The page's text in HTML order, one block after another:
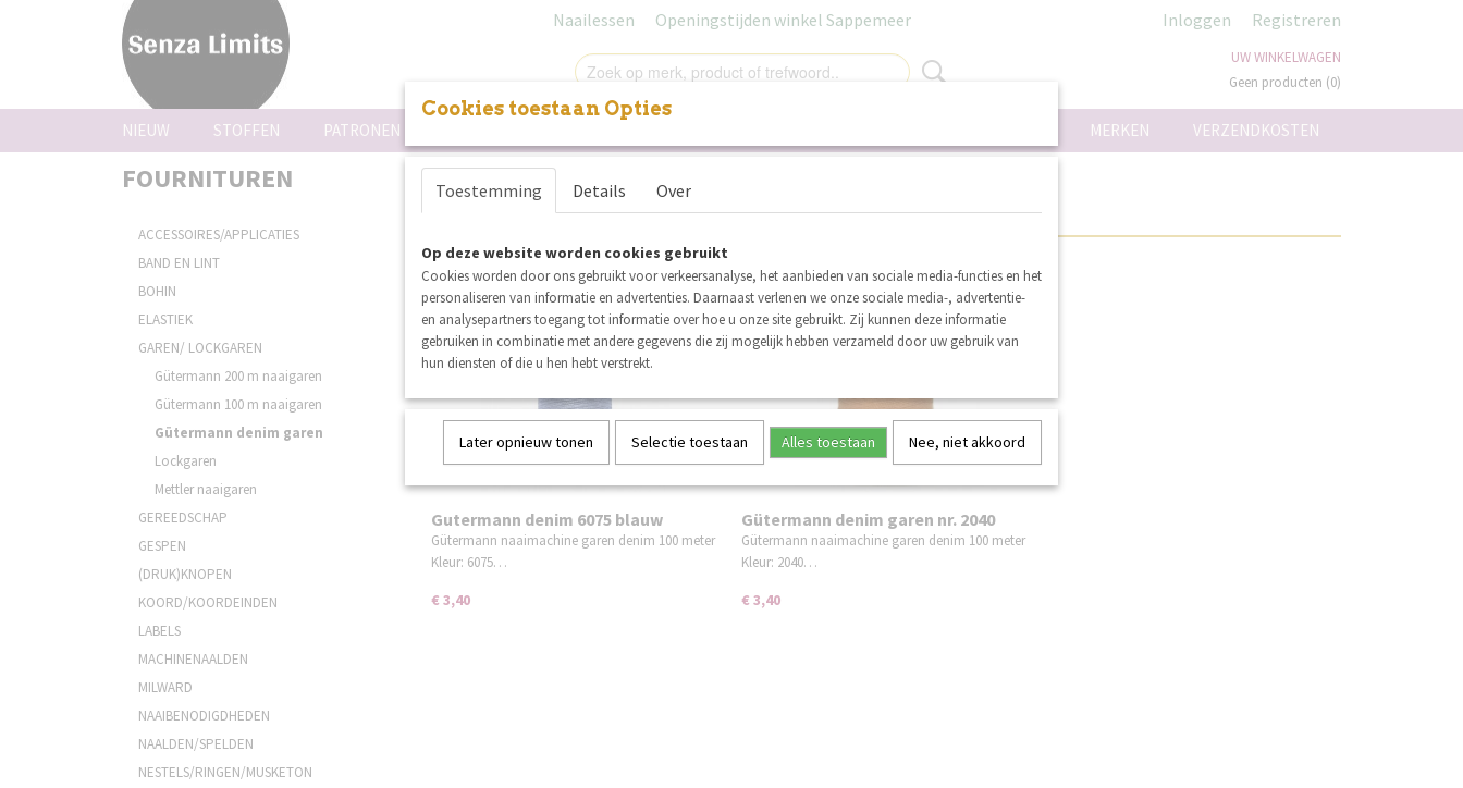
Naailessen Openingstijden winkel Sappemeer Inloggen Registreren
UW WINKELWAGEN
Geen producten (0)
VERZENDKOSTEN
MERKEN
NIEUW STOFFEN PATRONEN
FOURNITUREN
ACCESSOIRES/APPLICATIES
BAND EN LINT
BOHIN
ELASTIEK
GAREN/ LOCKGAREN
Gütermann 200 m naaigaren
Gütermann 100 m naaigaren
Gütermann denim garen
Lockgaren
Mettler naaigaren
GEREEDSCHAP
GESPEN
(DRUK)KNOPEN
KOORD/KOORDEINDEN
LABELS
MACHINENAALDEN
MILWARD
NAAIBENODIGDHEDEN
NAALDEN/SPELDEN
NESTELS/RINGEN/MUSKETON
Sorteer op:
nieuw
Gutermann denim 6075 blauw
Gütermann naaimachine garen denim 100 meter
Kleur: 6075…
€ 3,40
opnieuw binnen
Gütermann denim garen nr. 2040
Gütermann naaimachine garen denim 100 meter
Kleur: 2040…
€ 3,40
Cookies toestaan Opties
Toestemming Details Over
Op deze website worden cookies gebruikt
Cookies worden door ons gebruikt voor verkeersanalyse, het aanbieden van sociale media-functies en het
personaliseren van informatie en advertenties. Daarnaast verlenen we onze sociale media-, advertentie-
en analysepartners toegang tot informatie over hoe u onze site gebruikt. Zij kunnen deze informatie
gebruiken in combinatie met andere gegevens die zij mogelijk hebben verzameld door uw gebruik van
hun diensten of die u hen hebt verstrekt.
Later opnieuw tonen Selectie toestaan Alles toestaan Nee, niet akkoord